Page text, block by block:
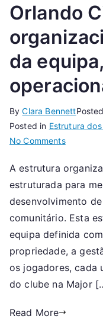
Orlando
da
ByClara Bennett
Posted in Estrutura
No Commentson
City
SC:
Estrutura
Hierarquia
equipa,
Funções
A estrutura
estruturada para
desenvolvimento
comunitário. Esta
equipa definida
propriedade, a
os jogadores, cada
do clube na Major
Read More